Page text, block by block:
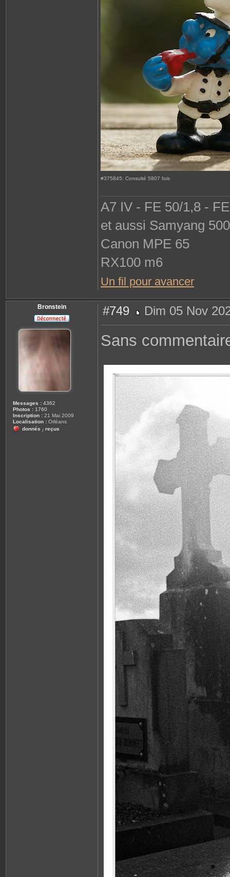
#375845: Consulté 5807 fois
A7 IV - FE 50/1,8 -
et aussi Samyang
Canon MPE 65
RX100 m6
Un fil pour avancer
Bronstein
Messages : 4362
Photos : 1760
Inscription : 21 Mai 2009
Localisation : Orléans
donnés / reçus
#749
e
a
Dim 05 Nov
Sans